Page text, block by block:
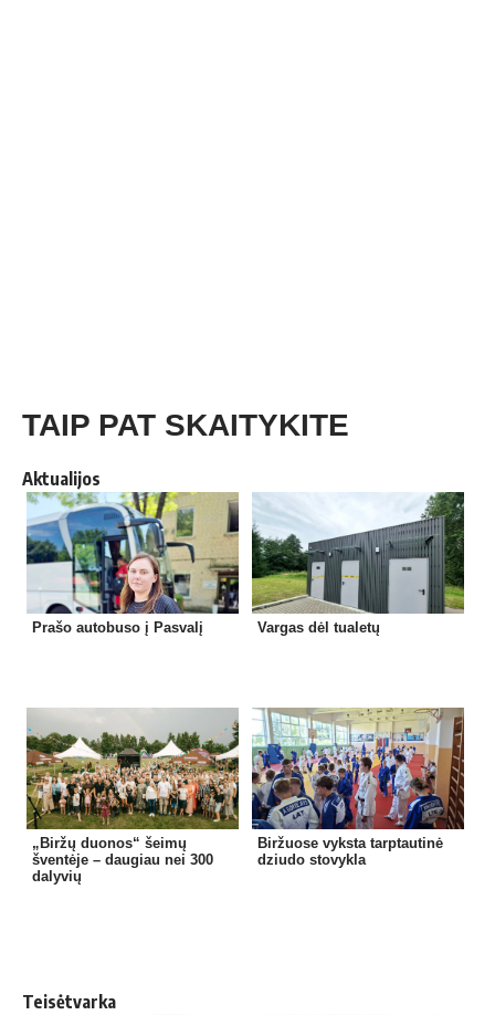
TAIP PAT SKAITYKITE
Aktualijos
Prašo autobuso į Pasvalį Vargas dėl tualetų
„Biržų duonos“ šeimų
šventėje – daugiau nei 300
dalyvių
Biržuose vyksta tarptautinė
dziudo stovykla
Teisėtvarka